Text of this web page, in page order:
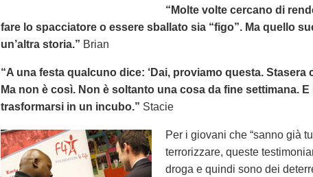
“Molte volte cercano di
fare lo spacciatore o essere sballato sia “figo”. Ma quello
un’altra storia.” Brian
“A una festa qualcuno dice: ‘Dai, proviamo questa. Stasera
Ma non è così. Non è soltanto una cosa da fine settimana.
trasformarsi in un incubo.” Stacie
Per i giovani che “sanno già
terrorizzare, queste
droga e quindi sono dei